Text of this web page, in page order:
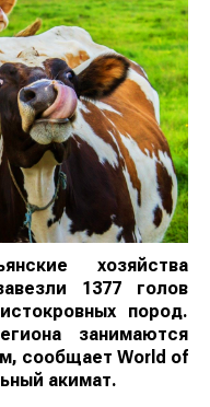
хозяйства
1377 голов
пород.
занимаются
сообщает World of
акимат.